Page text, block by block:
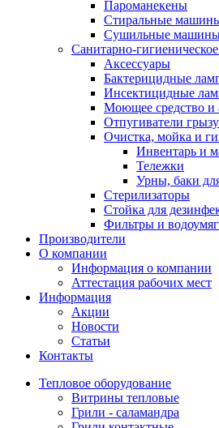
Пароманекены
Стиральные
Сушильные
Санитарно-
Аксессуары
Бактерицидные
Инсектицидные
Моющее средство и
Отпугиватели
Очистка, мойка и
Инвентарь и
Тележки
Урны, баки
Стерилизаторы
Стойка для
Фильтры и
Производители
О компании
Информация о компании
Аттестация рабочих мест
Информация
Акции
Новости
Статьи
Контакты
Тепловое оборудование
Витрины тепловые
Грили - саламандра